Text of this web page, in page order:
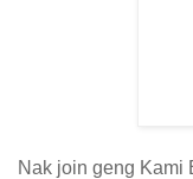
Nak join geng Kami